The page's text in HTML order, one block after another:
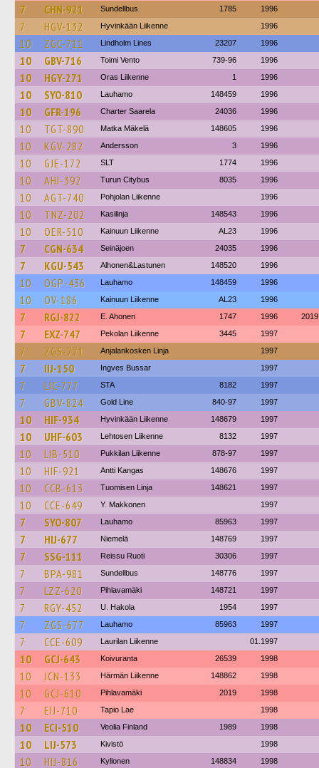
7 CHN-921 Sundellbus 1785 1996
7 HGV-132 Hyvinkään Liikenne 1996
10 ZGC-711 Lindholm Lines 23207 1996
10 GBV-716 Toimi Vento 739-96 1996
10 HGY-271 Oras Liikenne 1 1996
10 SYO-810 Lauhamo 148459 1996
10 GFR-196 Charter Saarela 24036 1996
10 TGT-890 Matka Mäkelä 148605 1996
10 KGV-282 Andersson 3 1996
10 GJE-172 SLT 1774 1996
10 AHI-392 Turun Citybus 8035 1996
10 AGT-740 Pohjolan Liikenne 1996
10 TNZ-202 Kasilinja 148543 1996
10 OER-510 Kainuun Liikenne AL23 1996
7 CGN-634 Seinäjoen 24035 1996
7 KGU-543 Alhonen&Lastunen 148520 1996
10 OGP-436 Lauhamo 148459 1996
10 OV-186 Kainuun Liikenne AL23 1996
7 RGJ-822 E. Ahonen 1747 1996 2019
7 EXZ-747 Pekolan Liikenne 3445 1997
7 ZGS-771 Anjalankosken Linja 1997
7 IIJ-150 Ingves Bussar 1997
7 LIC-777 STA 8182 1997
7 GBV-824 Gold Line 840-97 1997
10 HIF-934 Hyvinkään Liikenne 148679 1997
10 UHF-603 Lehtosen Liikenne 8132 1997
10 LIB-510 Pukkilan Liikenne 878-97 1997
10 HIF-921 Antti Kangas 148676 1997
10 CCB-613 Tuomisen Linja 148621 1997
10 CCE-649 Y. Makkonen 1997
7 SYO-807 Lauhamo 85963 1997
7 HIJ-677 Niemelä 148769 1997
7 SSG-111 Reissu Ruoti 30306 1997
7 BPA-981 Sundellbus 148776 1997
7 LZZ-620 Pihlavamäki 148721 1997
7 RGY-452 U. Hakola 1954 1997
7 ZGS-677 Lauhamo 85963 1997
7 CCE-609 Laurilan Liikenne 01.1997
10 GCJ-643 Koivuranta 26539 1998
10 JCN-133 Härmän Liikenne 148862 1998
10 GCJ-610 Pihlavamäki 2019 1998
7 EIJ-710 Tapio Lae 1998
10 ECI-510 Veolia Finland 1989 1998
10 LIJ-573 Kivistö 1998
10 HIJ-816 Kyllonen 148834 1998